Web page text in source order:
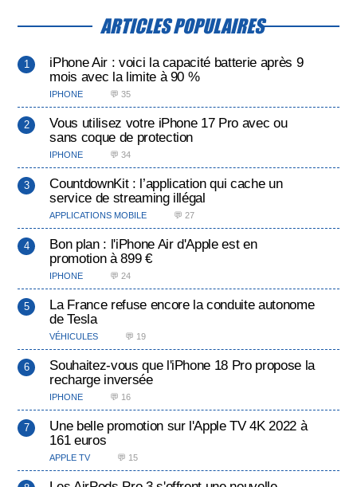
ARTICLES POPULAIRES
iPhone Air : voici la capacité batterie après 9
mois avec la limite à 90 %
IPHONE 💬 35
Vous utilisez votre iPhone 17 Pro avec ou
sans coque de protection
IPHONE 💬 34
CountdownKit : l’application qui cache un
service de streaming illégal
APPLICATIONS MOBILE 💬 27
Bon plan : l'iPhone Air d'Apple est en
promotion à 899 €
IPHONE 💬 24
La France refuse encore la conduite autonome
de Tesla
VÉHICULES 💬 19
Souhaitez-vous que l'iPhone 18 Pro propose la
recharge inversée
IPHONE 💬 16
Une belle promotion sur l'Apple TV 4K 2022 à
161 euros
APPLE TV 💬 15